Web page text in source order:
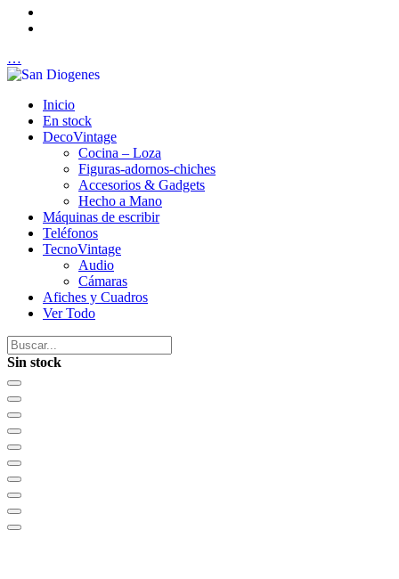
…
Inicio
En stock
DecoVintage
Cocina – Loza
Figuras-adornos-chiches
Accesorios & Gadgets
Hecho a Mano
Máquinas de escribir
Teléfonos
TecnoVintage
Audio
Cámaras
Afiches y Cuadros
Ver Todo
Sin stock